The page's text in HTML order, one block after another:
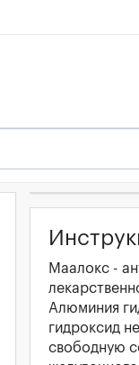
Маалокс -
Алюминия
гидроксид
свободную